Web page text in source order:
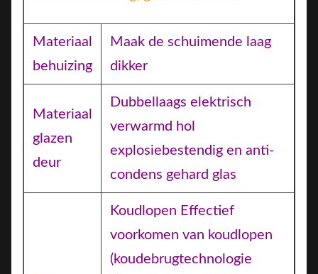
Materiaal
behuizing
Maak de schuimende laag
dikker
Materiaal
glazen
deur
Dubbellaags elektrisch
verwarmd hol
explosiebestendig en anti-
condens gehard glas
Koudlopen Effectief
voorkomen van koudlopen
(koudebrugtechnologie